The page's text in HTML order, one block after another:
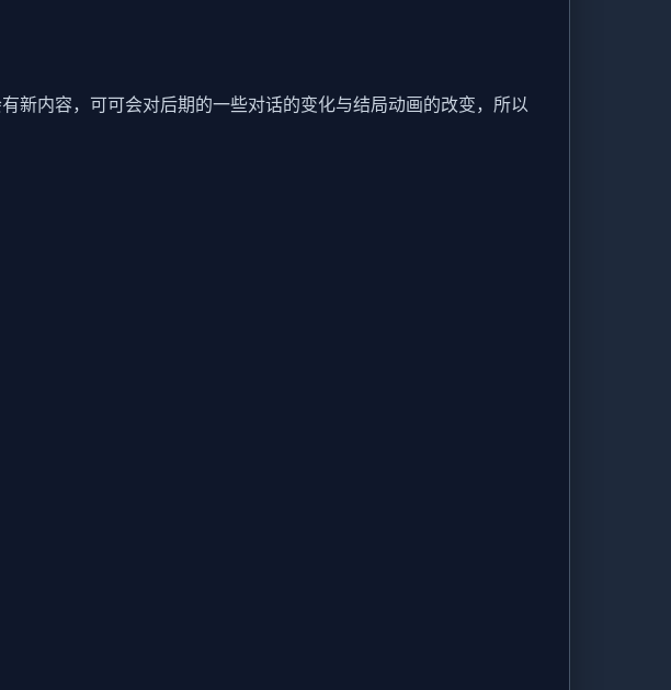
新内容，可可会对后期的一些对话的变化与结局动画的改变，所以